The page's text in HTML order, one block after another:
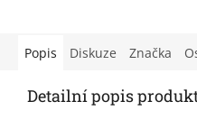
Popis Diskuze Značka
Detailní popis